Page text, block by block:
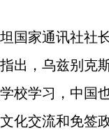
国家通讯社社
出，乌兹别克
校学习，中国
化交流和免签